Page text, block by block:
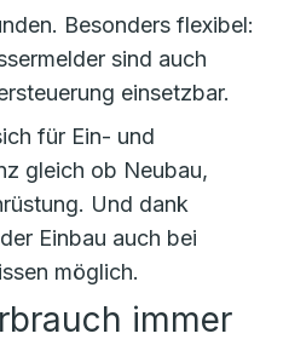
Besonders flexibel:
sind auch
einsetzbar.
für Ein- und
gleich ob Neubau,
Und dank
Einbau auch bei
möglich.
immer